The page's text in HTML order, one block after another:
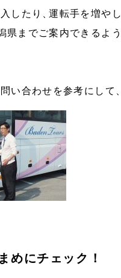
したり 、運転手を増や
県までご案内できるよ
い合わせを参考にして
めにチェック！